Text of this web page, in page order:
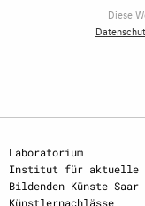
Diese
Laboratorium
Institut für aktuelle
Bildenden Künste
Künstlernachlässe